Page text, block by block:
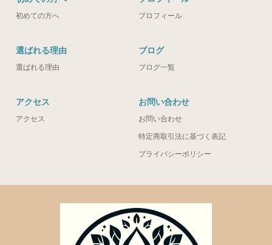
初めての方へ プロフィール
選ばれる理由
選ばれる理由
ブログ
ブログ一覧
アクセス
アクセス
お問い合わせ
お問い合わせ
特定商取引法に基づく表記
プライバシーポリシー